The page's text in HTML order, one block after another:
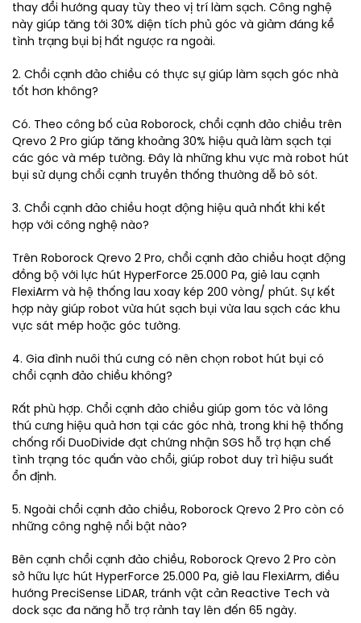
thay đổi hướng quay tùy theo vị trí làm sạch. Công nghệ
này giúp tăng tới 30% diện tích phủ góc và giảm đáng kể
tình trạng bụi bị hất ngược ra ngoài.
2. Chổi cạnh đảo chiều có thực sự giúp làm sạch góc nhà
tốt hơn không?
Có. Theo công bố của Roborock, chổi cạnh đảo chiều trên
Qrevo 2 Pro giúp tăng khoảng 30% hiệu quả làm sạch tại
các góc và mép tường. Đây là những khu vực mà robot hút
bụi sử dụng chổi cạnh truyền thống thường dễ bỏ sót.
3. Chổi cạnh đảo chiều hoạt động hiệu quả nhất khi kết
hợp với công nghệ nào?
Trên Roborock Qrevo 2 Pro, chổi cạnh đảo chiều hoạt động
đồng bộ với lực hút HyperForce 25.000 Pa, giẻ lau cạnh
FlexiArm và hệ thống lau xoay kép 200 vòng/ phút. Sự kết
hợp này giúp robot vừa hút sạch bụi vừa lau sạch các khu
vực sát mép hoặc góc tường.
4. Gia đình nuôi thú cưng có nên chọn robot hút bụi có
chổi cạnh đảo chiều không?
Rất phù hợp. Chổi cạnh đảo chiều giúp gom tóc và lông
thú cưng hiệu quả hơn tại các góc nhà, trong khi hệ thống
chống rối DuoDivide đạt chứng nhận SGS hỗ trợ hạn chế
tình trạng tóc quấn vào chổi, giúp robot duy trì hiệu suất
ổn định.
5. Ngoài chổi cạnh đảo chiều, Roborock Qrevo 2 Pro còn có
những công nghệ nổi bật nào?
Bên cạnh chổi cạnh đảo chiều, Roborock Qrevo 2 Pro còn
sở hữu lực hút HyperForce 25.000 Pa, giẻ lau FlexiArm, điều
hướng PreciSense LiDAR, tránh vật cản Reactive Tech và
dock sạc đa năng hỗ trợ rảnh tay lên đến 65 ngày.